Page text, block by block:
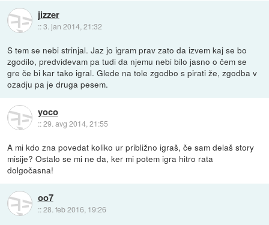
jizzer
::3. jan 2014, 21:32
S tem se nebi strinjal. Jaz jo igram prav zato da izvem kaj se bo
zgodilo, predvidevam pa tudi da njemu nebi bilo jasno o čem se
gre če bi kar tako igral. Glede na tole zgodbo s pirati že, zgodba v
ozadju pa je druga pesem.
yoco
::29. avg 2014, 21:55
A mi kdo zna povedat koliko ur približno igraš, če sam delaš story
misije? Ostalo se mi ne da, ker mi potem igra hitro rata
dolgočasna!
oo7
::28. feb 2016, 19:26